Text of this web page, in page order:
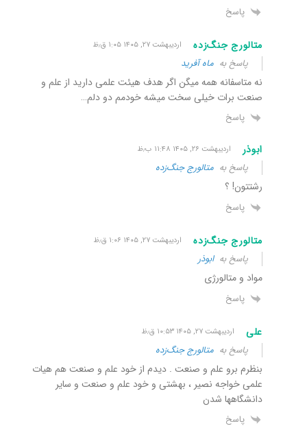
پاسخ
متالورج جنگ‌زده اردیبهشت ۲۷, ۱۴۰۵ ۱:۰۵ ق٫ظ
پاسخ به ماه آفرید
نه متاسفانه همه میگن اگر هدف هیئت علمی دارید از علم و
صنعت برات خیلی سخت میشه خودمم دو دلم…
پاسخ
ابوذر اردیبهشت ۲۶, ۱۴۰۵ ۱۱:۴۸ ب٫ظ
پاسخ به متالورج جنگ‌زده
رشتتون! ؟
پاسخ
متالورج جنگ‌زده اردیبهشت ۲۷, ۱۴۰۵ ۱:۰۶ ق٫ظ
پاسخ بهابوذر
مواد و متالورژی
پاسخ
علی اردیبهشت ۲۷, ۱۴۰۵ ۱۰:۵۳ ق٫ظ
پاسخ به متالورج جنگ‌زده
بنظرم برو علم و صنعت . دیدم از خود علم و صنعت هم هیات
علمی خواجه نصیر ، بهشتی و خود علم و صنعت و سایر
دانشگاهها شدن
پاسخ